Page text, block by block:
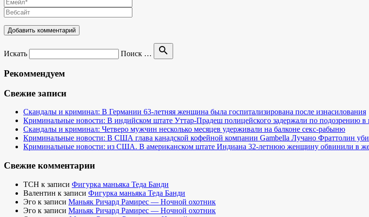
Искать Поиск … search
Рекоммендуем
Свежие записи
Скандалы и криминал: В Германии 63-летняя женщина была госпитализирована после изнасилования
Криминальные новости: В индийском штате Уттар-Прадеш полицейского задержали по подозрению в
Скандалы и криминал: Четверо мужчин несколько месяцев удерживали на балконе секс-рабыню
Криминальные новости: В США глава канадской кофейной компании Gambella Лучано Фраттолин
Криминальные новости: из США. В американском штате Индиана 32-летнюю женщину обвинили в
Свежие комментарии
TCH к записи Фигурка маньяка Теда Банди
Валентин к записи Фигурка маньяка Теда Банди
Эго к записи Маньяк Ричард Рамирес — Ночной охотник
Эго к записи Маньяк Ричард Рамирес — Ночной охотник